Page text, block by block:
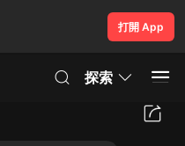
打開 App
探索